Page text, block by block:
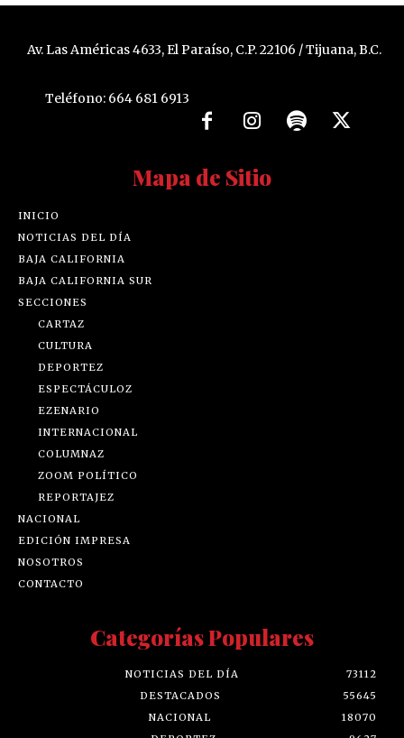
Av. Las Américas 4633, El Paraíso, C.P. 22106 / Tijuana, B.C.
Teléfono: 664 681 6913
Mapa de Sitio
INICIO
NOTICIAS DEL DÍA
BAJA CALIFORNIA
BAJA CALIFORNIA SUR
SECCIONES
CARTAZ
CULTURA
DEPORTEZ
ESPECTÁCULOZ
EZENARIO
INTERNACIONAL
COLUMNAZ
ZOOM POLÍTICO
REPORTAJEZ
NACIONAL
EDICIÓN IMPRESA
NOSOTROS
CONTACTO
Categorías Populares
NOTICIAS DEL DÍA
73112
DESTACADOS
55645
NACIONAL
18070